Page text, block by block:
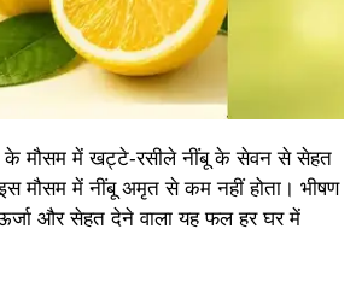
के मौसम में खट्टे-रसीले नींबू के सेवन से सेहत
मौसम में नींबू अमृत से कम नहीं होता। भीषण
और सेहत देने वाला यह फल हर घर में